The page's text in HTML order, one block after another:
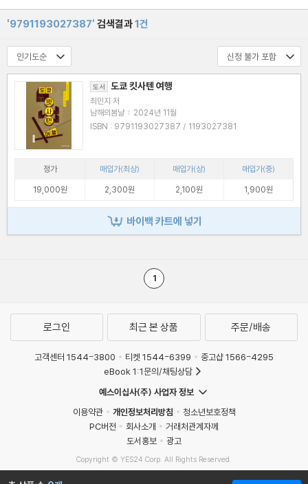
'9791193027387' 검색결과1건
도서 도쿄 킷사텐 여행
최민지 저
남해의봄날 | 2024년 11월
ISBN : 9791193027387 / 1193027381
정가 매입가(최상) 매입가(상)
매입가(중)
19,000원
2,300원 2,100원 1,900원
바이백 카트에 넣기
1
로그인 최근 본 상품 주문/배송
고객센터 1544-3800 티켓 1544-6399
중고샵 1566-4295
eBook 1:1문의/채팅상담
예스이십사(주) 사업자 정보
이용약관
개인정보처리방침
청소년보호정책
PC버전
회사소개
거래처관계자께
도서홍보
광고
Copyright © YES24 Corp. All Rights Reserved.
MATOM15